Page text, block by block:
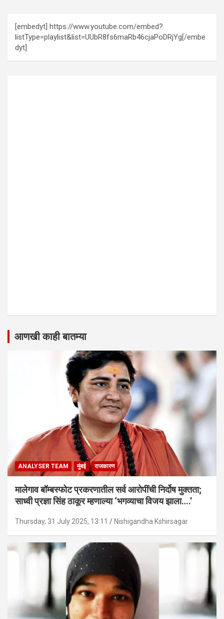
[embedyt] https://www.youtube.com/embed?
listType=playlist&list=UUbR8fs6maRb46cjaPoDRjYg[/embe
dyt]
आणखी काही बातम्या
ANALYSER TEAM मुंबई राजकारण
मालेगाव बॉम्बस्फोट प्रकरणातील सर्व आरोपींची निर्दोष मुक्तता;
साध्वी प्रज्ञा सिंह ठाकूर म्हणाल्या ‘भगव्याचा विजय झाला….’
Thursday, 31 July 2025, 13:11 Nishigandha Kshirsagar